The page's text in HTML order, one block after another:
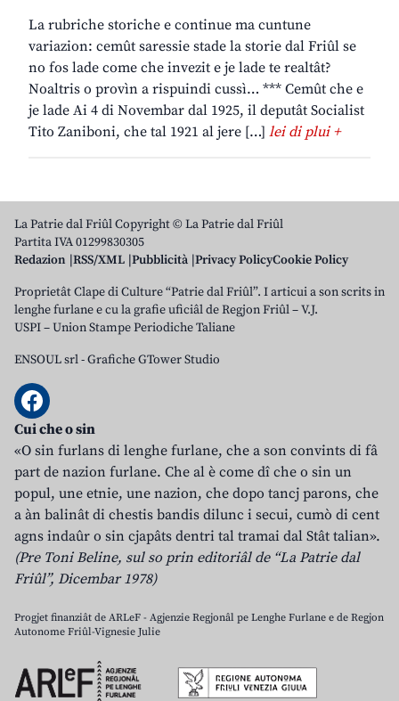
La rubriche storiche e continue ma cuntune
variazion: cemût saressie stade la storie dal Friûl se
no fos lade come che invezit e je lade te realtât?
Noaltris o provìn a rispuindi cussì… *** Cemût che e
je lade Ai 4 di Novembar dal 1925, il deputât Socialist
Tito Zaniboni, che tal 1921 al jere […] lei di plui +
La Patrie dal Friûl Copyright © La Patrie dal Friûl
Partita IVA 01299830305
Redazion RSS/XML Pubblicità Privacy PolicyCookie Policy
Proprietât Clape di Culture “Patrie dal Friûl”. I articui a son scrits in
lenghe furlane e cu la grafie uficiâl de Regjon Friûl – V.J.
USPI – Union Stampe Periodiche Taliane
ENSOUL srl-Grafiche GTower Studio
Cui che o sin
«O sin furlans di lenghe furlane, che a son convints di fâ
part de nazion furlane. Che al è come dî che o sin un
popul, une etnie, une nazion, che dopo tancj parons, che
a àn balinât di chestis bandis dilunc i secui, cumò di cent
agns indaûr o sin cjapâts dentri tal tramai dal Stât talian».
(Pre Toni Beline, sul so prin editoriâl de “La Patrie dal
Friûl”, Dicembar 1978)
Progjet finanziât de ARLeF - Agjenzie Regjonâl pe Lenghe Furlane e de Regjon
Autonome Friûl-Vignesie Julie